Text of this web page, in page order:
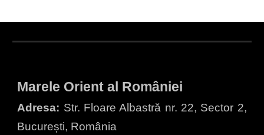
Marele Orient al României
Adresa: Str. Floare Albastră nr. 22, Sector 2,
București, România